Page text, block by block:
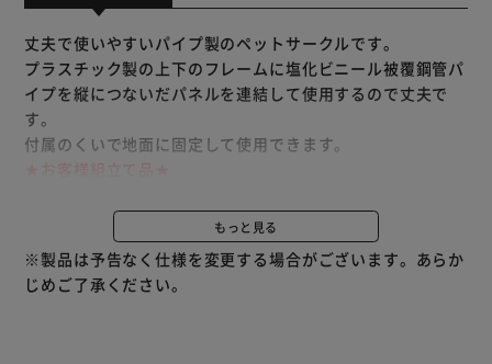
丈夫で使いやすいパイプ製のペットサークルです。
プラスチック製の上下のフレームに塩化ビニール被覆鋼管パ
イプを縦につないだパネルを連結して使用するので丈夫で
す。
付属のくいで地面に固定して使用できます。
★お客様組立て品★
直線に並べての使用はしないでください。
もっと見る
※製品は予告なく仕様を変更する場合がございます。あらか
じめご了承ください。